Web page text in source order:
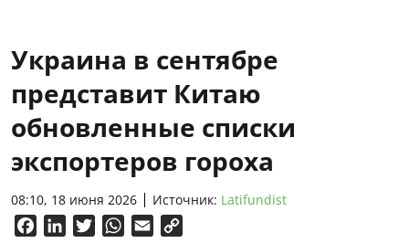
Украина в сентябре
представит Китаю
обновленные списки
экспортеров гороха
08:10, 18 июня 2026 Источник: Latifundist
FacebookLinkedInTwitterWhatsApp
Email